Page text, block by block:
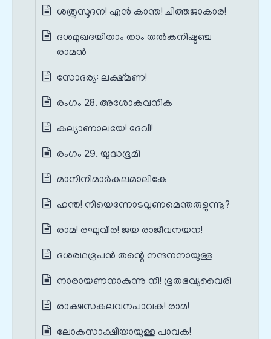
ശത്രുസൂദന! എൻ കാന്ത! ചിത്തജാകാര!
ദശമുഖദയിതാം താം തൽകനിഷ്ഠഞ്ച
രാമൻ
സോദര്യ: ലക്ഷ്മണ!
രംഗം 28. അശോകവനിക
കല്യാണാലയേ! ദേവീ!
രംഗം 29. യുദ്ധഭൂമി
മാനിനിമാർകുലമാലികേ
ഹന്ത! നിയെന്നോടവ്വണമെന്തരുളുന്നൂ?
രാമ! രഘുവീര! ജയ രാജീവനയന!
ദശരഥഭൂപൻ തന്റെ നന്ദനനായുള്ള
നാരായണനാകുന്നു നീ! ഭൂതഭവ്യവൈരി
രാക്ഷസകുലവനപാവക! രാമ!
ലോകസാക്ഷിയായുള്ള പാവക!